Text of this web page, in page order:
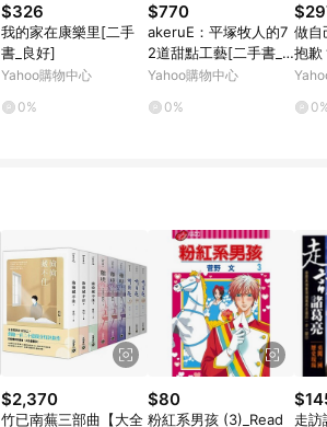
$326
我的家在康樂里[二手
書_良好]
Yahoo購物中心
0%
$770
akeruE：平塚牧人的7
2道甜點工藝[二手書_
良好]
Yahoo購物中心
0%
做自
抱歉
$2,370
竹已南蕪三部曲【大全
$80
粉紅系男孩 (3)_Read 走訪